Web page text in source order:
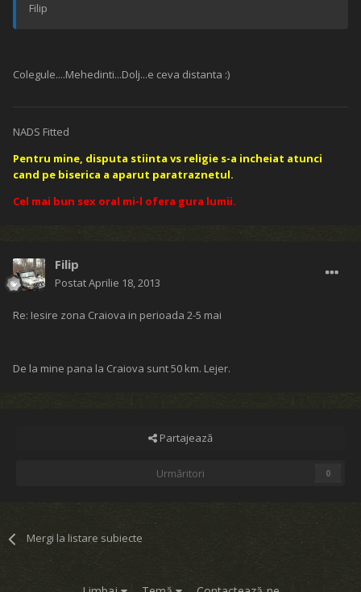
Filip
Colegule....Mehedinti...Dolj...e ceva distanta :)
NADS Fitted
Pentru mine, disputa stiinta vs religie s-a incheiat atunci
cand pe biserica a aparut paratraznetul.
Cel mai bun sex oral mi-l ofera gura lumii.
Filip
PostatAprilie 18, 2013
Re: Iesire zona Craiova in perioada 2-5 mai
De la mine pana la Craiova sunt 50 km. Lejer.
Partajează
Urmăritori 0
Mergi la listare subiecte